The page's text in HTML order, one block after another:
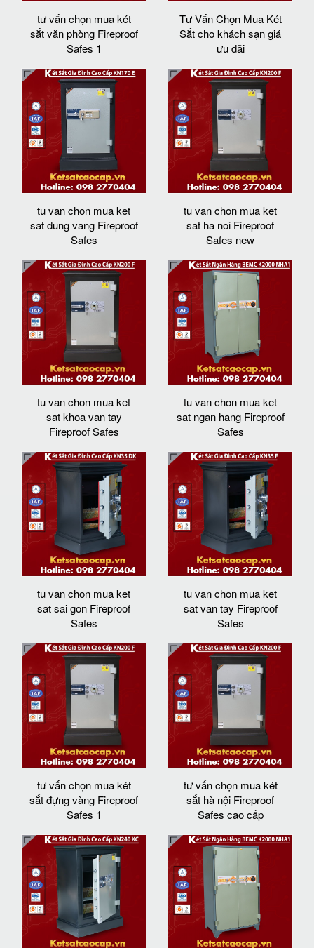
tư vấn chọn mua két
sắt văn phòng Fireproof
Safes 1
Tư Vấn Chọn Mua Két
Sắt cho khách sạn giá
ưu đãi
tu van chon mua ket
sat dung vang Fireproof
Safes
tu van chon mua ket
sat ha noi Fireproof
Safes new
tu van chon mua ket
sat khoa van tay
Fireproof Safes
tu van chon mua ket
sat ngan hang Fireproof
Safes
tu van chon mua ket
sat sai gon Fireproof
Safes
tu van chon mua ket
sat van tay Fireproof
Safes
tư vấn chọn mua két
sắt đựng vàng Fireproof
Safes 1
tư vấn chọn mua két
sắt hà nội Fireproof
Safes cao cấp